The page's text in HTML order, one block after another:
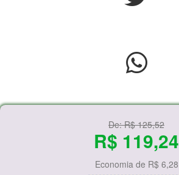
De:R$ 125,52
R$ 119,24
Economia de R$ 6,28